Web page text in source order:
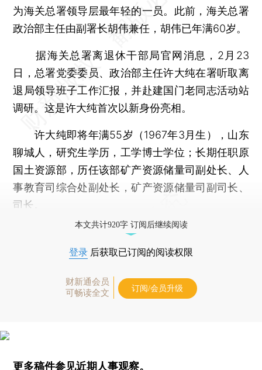
为海关总署领导层最年轻的一员。此前，海关总署
政治部主任由副署长胡伟兼任，胡伟已年满60岁。
据海关总署离退休干部局官网消息，2月23
日，总署党委委员、政治部主任许大纯在署听取离
退局领导班子工作汇报，并赴建国门老同志活动站
调研。这是许大纯首次以新身份亮相。
许大纯即将年满55岁（1967年3月生），山东
聊城人，研究生学历，工学博士学位；长期任职原
国土资源部，历任该部矿产资源储量司副处长、人
事教育司综合处副处长，矿产资源储量司副司长、
司长。
本文共计920字 订阅后继续阅读
登录 后获取已订阅的阅读权限
财新通会员
可畅读全文
订阅/会员升级
更多稿件参见近期人事观察。